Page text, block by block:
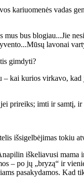
vadas
bus blogiau...Jie
lavonai
gimdyti?
kai kurios virkavo,
prireiks; imti ir samtį,
išsigelbėjimas tokiu
iškeliavusi
– po jų „bryzą“ ir
pasakydamos. Kad